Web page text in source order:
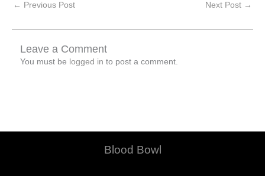
← Previous Post Next Post →
Leave a Comment
You must be logged in to post a comment.
Blood Bowl